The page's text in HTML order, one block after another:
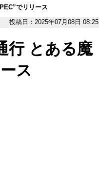
でリリース
投稿日：2025年07月08日 08:25
行 とある魔
ス